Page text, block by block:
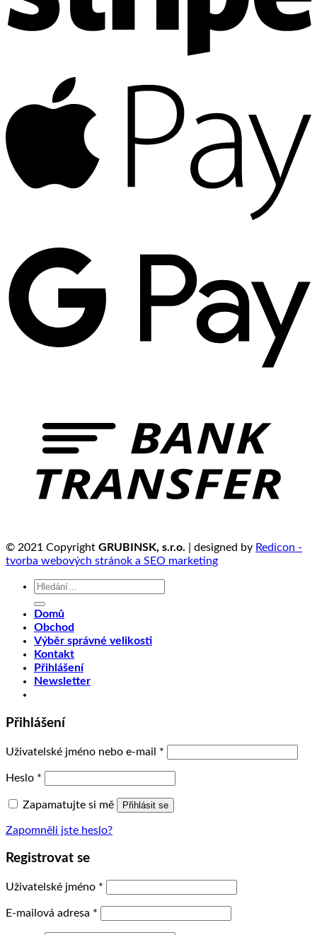
© 2021 Copyright GRUBINSK, s.r.o. | designed by Redicon -
tvorba webových stránok a SEO marketing
Hledat:
Domů
Obchod
Výběr správné velikosti
Kontakt
Přihlášení
Newsletter
Přihlášení
Uživatelské jméno nebo e-mail *
Heslo *
Zapamatujte si mě Přihlásit se
Zapomněli jste heslo?
Registrovat se
Uživatelské jméno *
E-mailová adresa *